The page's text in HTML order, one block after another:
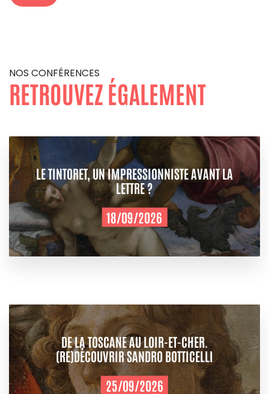
NOS CONFÉRENCES
RETROUVEZ ÉGALEMENT
LE TINTORET, UN IMPRESSIONNISTE AVANT LA
LETTRE ?
18/09/2026
DE LA TOSCANE AU LOIR-ET-CHER.
(RE)DÉCOUVRIR SANDRO BOTTICELLI
25/09/2026